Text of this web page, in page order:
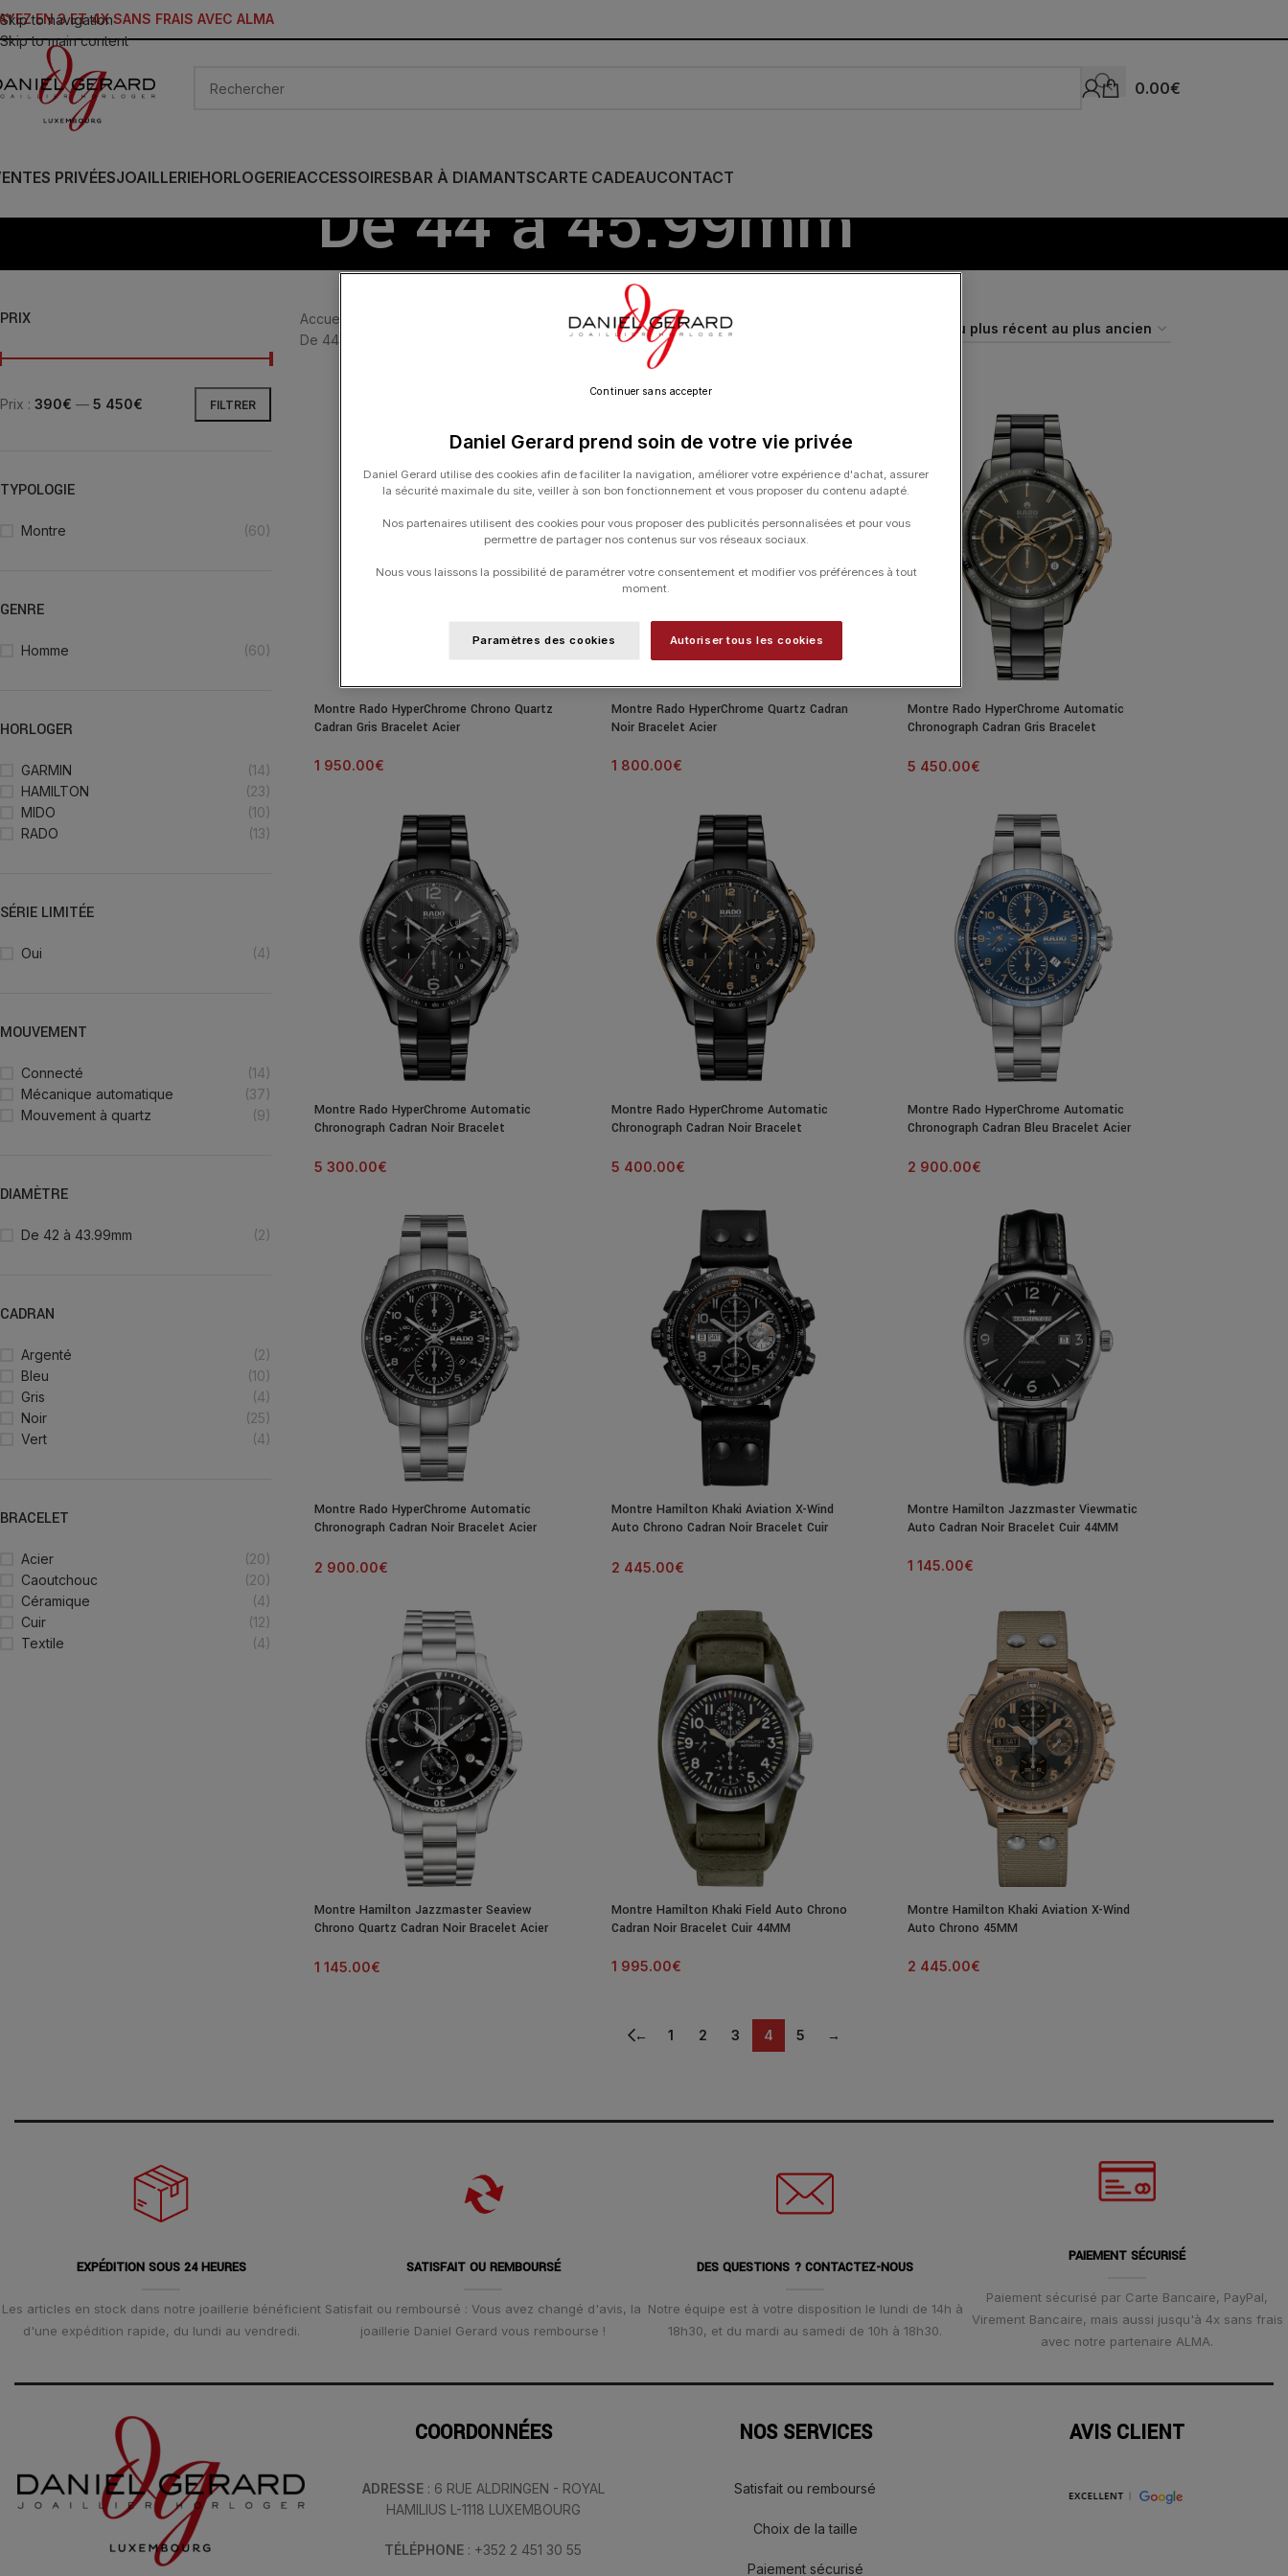
Skip to navigation
Skip to main content
EN 3 ET 4X SANS FRAIS AVEC ALMA
0.00€
PRIVÉESJOAILLERIEHORLOGERIEACCESSOIRESBAR À DIAMANTSCARTE CADEAUCONTACT
De 44 à 45.99mm
PRIX
FILTRER
Prix : 390€ — 5 450€
TYPOLOGIE
Montre (60)
GENRE
Homme (60)
HORLOGER
GARMIN
(14)
HAMILTON
(23)
MIDO
(10)
RADO
(13)
SÉRIE LIMITÉE
Oui (4)
MOUVEMENT
Connecté
(14)
Mécanique automatique
(37)
Mouvement à quartz
(9)
DIAMÈTRE
De 42 à 43.99mm (2)
CADRAN
Argenté
(2)
Bleu
(10)
Gris
(4)
Noir
(25)
Vert
(4)
BRACELET
Acier
(20)
Caoutchouc
(20)
Céramique
(4)
Cuir
(12)
Textile
(4)
Accueil
De 44 à 45.99mm
Show 9 12
Montre Rado HyperChrome Chrono Quartz
Cadran Gris Bracelet Acier
1 950.00€
Montre Rado HyperChrome Quartz Cadran
Noir Bracelet Acier
1 800.00€
Montre Rado HyperChrome Automatic
Chronograph Cadran Gris Bracelet
5 450.00€
Montre Rado HyperChrome Automatic
Chronograph Cadran Noir Bracelet
5 300.00€
Montre Rado HyperChrome Automatic
Chronograph Cadran Noir Bracelet
5 400.00€
Montre Rado HyperChrome Automatic
Chronograph Cadran Bleu Bracelet Acier
2 900.00€
Montre Rado HyperChrome Automatic
Chronograph Cadran Noir Bracelet Acier
2 900.00€
Montre Hamilton Khaki Aviation X-Wind
Auto Chrono Cadran Noir Bracelet Cuir
2 445.00€
Montre Hamilton Jazzmaster Viewmatic
Auto Cadran Noir Bracelet Cuir 44MM
1 145.00€
Montre Hamilton Jazzmaster Seaview
Chrono Quartz Cadran Noir Bracelet Acier
1 145.00€
Montre Hamilton Khaki Field Auto Chrono
Cadran Noir Bracelet Cuir 44MM
1 995.00€
Montre Hamilton Khaki Aviation X-Wind
Auto Chrono 45MM
2 445.00€
← 1 2 3 4 5 →
EXPÉDITION SOUS 24 HEURES
Les articles en stock dans notre joaillerie bénéficient
d'une expédition rapide, du lundi au vendredi.
SATISFAIT OU REMBOURSÉ
Satisfait ou remboursé : Vous avez changé d'avis, la
joaillerie Daniel Gerard vous rembourse !
DES QUESTIONS ? CONTACTEZ-NOUS
Notre équipe est à votre disposition le lundi de 14h à
18h30, et du mardi au samedi de 10h à 18h30.
PAIEMENT SÉCURISÉ
Paiement sécurisé par Carte Bancaire, PayPal,
Virement Bancaire, mais aussi jusqu'à 4x sans frais
avec notre partenaire ALMA.
COORDONNÉES
ADRESSE: 6 RUE ALDRINGEN - ROYAL
HAMILIUS L-1118 LUXEMBOURG
TÉLÉPHONE : +352 2 451 30 55
NOS SERVICES
Satisfait ou remboursé
Choix de la taille
Paiement sécurisé
AVIS CLIENT
Daniel Gerard prend soin de votre vie privée
Daniel Gerard utilise des cookies afin de faciliter la navigation, améliorer votre expérience d'achat, assurer
la sécurité maximale du site, veiller à son bon fonctionnement et vous proposer du contenu adapté.
Nos partenaires utilisent des cookies pour vous proposer des publicités personnalisées et pour vous
permettre de partager nos contenus sur vos réseaux sociaux.
Nous vous laissons la possibilité de paramétrer votre consentement et modifier vos préférences à tout
moment.
Paramètres des cookies Autoriser tous les cookies
Continuer sans accepter